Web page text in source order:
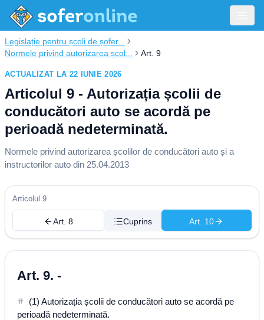
Legislație pentru școli de șofer...
Normele privind autorizarea școl...
Art. 9
ACTUALIZAT LA 22 IUNIE 2026
Articolul 9 - Autorizația școlii de
conducători auto se acordă pe
perioadă nedeterminată.
Normele privind autorizarea școlilor de conducători auto și a
instructorilor auto din 25.04.2013
Articolul 9
Art. 8 Cuprins Art. 10
Art. 9. -
(1) Autorizația școlii de conducători auto se acordă pe
perioadă nedeterminată.